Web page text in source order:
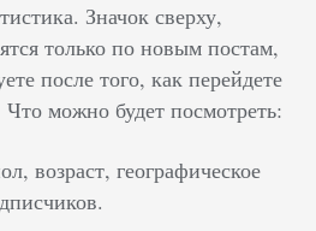
Значок сверху,
только по новым постам,
после того, как перейдете
можно будет посмотреть:
возраст, географическое